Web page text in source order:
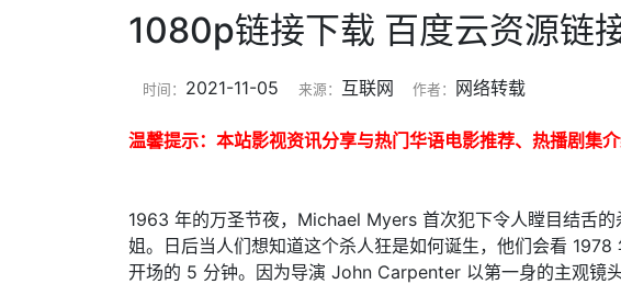
1080p链接下载 百度云资源链
时间： 2021-11-05 来源： 互联网 作者： 网络转载
温馨提示：本站影视资讯分享与热门华语电影推荐、热播剧集
1963 年的万圣节夜，Michael Myers 首次犯下令人瞠目结舌
姐。日后当人们想知道这个杀人狂是如何诞生，他们会看 1978
开场的 5 分钟。因为导演 John Carpenter 以第一身的主观镜